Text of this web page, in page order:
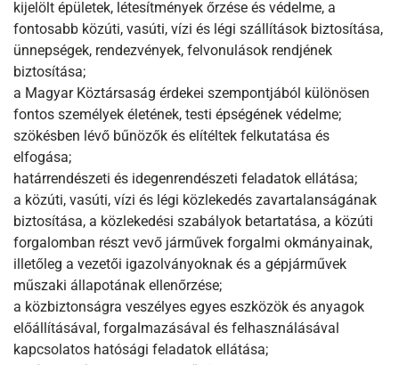
kijelölt épületek, létesítmények őrzése és védelme, a
fontosabb közúti, vasúti, vízi és légi szállítások biztosítása,
ünnepségek, rendezvények, felvonulások rendjének
biztosítása;
a Magyar Köztársaság érdekei szempontjából különösen
fontos személyek életének, testi épségének védelme;
szökésben lévő bűnözők és elítéltek felkutatása és
elfogása;
határrendészeti és idegenrendészeti feladatok ellátása;
a közúti, vasúti, vízi és légi közlekedés zavartalanságának
biztosítása, a közlekedési szabályok betartatása, a közúti
forgalomban részt vevő járművek forgalmi okmányainak,
illetőleg a vezetői igazolványoknak és a gépjárművek
műszaki állapotának ellenőrzése;
a közbiztonságra veszélyes egyes eszközök és anyagok
előállításával, forgalmazásával és felhasználásával
kapcsolatos hatósági feladatok ellátása;